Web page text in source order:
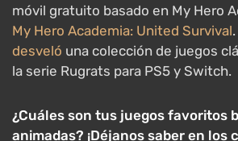
móvil gratuito basado en My Hero
My Hero Academia: United Survival
desveló una colección de juegos
la serie Rugrats para PS5 y Switch.
¿Cuáles son tus juegos favoritos
animadas? ¡Déjanos saber en los